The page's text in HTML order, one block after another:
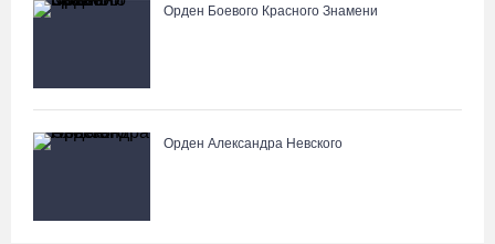
Орден Боевого Красного Знамени
Орден Александра Невского